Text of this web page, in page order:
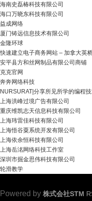
海南史磊椿科技有限公司
海口万晓东科技有限公司
益成网络
厦门铸远信息技术有限公司
金隆环球
快速建立电子商务网站 – 加拿大英
安平县方和丝网制品有限公司商铺
克克官网
奔奔网络科技
NURSURAT|分享所见所学的编程
上海洪峰过境广告有限公司
重庆维凯志天信息科技有限公司
上海玮雷佳科技有限公司
上海悟谷粟系统开发有限公司
上海依余恒科技有限公司
上海岳洺网络科技工作室
深圳市掘金思伟科技有限公司
轮滑教学
Powered by 株式会社STM